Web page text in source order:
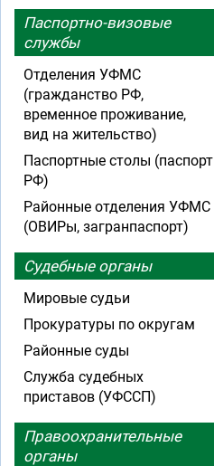
Паспортно-визовые
службы
Отделения УФМС
(гражданство РФ,
временное проживание,
вид на жительство)
Паспортные столы (паспорт
РФ)
Районные отделения УФМС
(ОВИРы, загранпаспорт)
Судебные органы
Мировые судьи
Прокуратуры по округам
Районные суды
Служба судебных
приставов (УФССП)
Правоохранительные
органы